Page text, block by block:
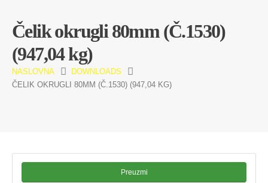
Čelik okrugli 80mm (Č.1530)
(947,04 kg)
NASLOVNA
DOWNLOADS
ČELIK OKRUGLI 80MM (Č.1530) (947,04 KG)
Preuzmi